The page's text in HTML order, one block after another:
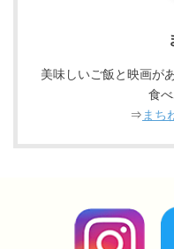
美味しいご飯と映画が
食
⇒ まち